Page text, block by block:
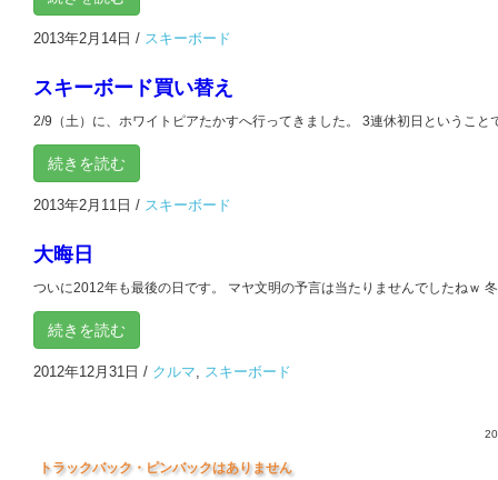
2013年2月14日 / スキーボード
スキーボード買い替え
2/9（土）に、ホワイトピアたかすへ行ってきました。 3連休初日ということ
続きを読む
2013年2月11日 / スキーボード
大晦日
ついに2012年も最後の日です。 マヤ文明の予言は当たりませんでしたねｗ
続きを読む
2012年12月31日 / クルマ, スキーボード
トラックバック・ピンバックはありません